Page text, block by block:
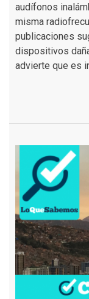
audífonos
misma
publicaciones
dispositivos
advierte que es